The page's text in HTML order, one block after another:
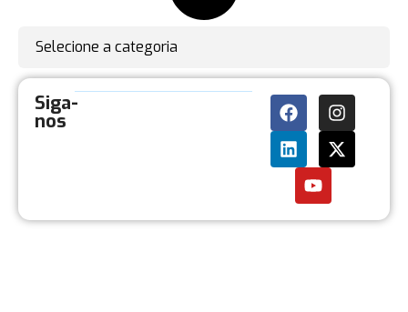
Selecione a categoria
Siga-
nos